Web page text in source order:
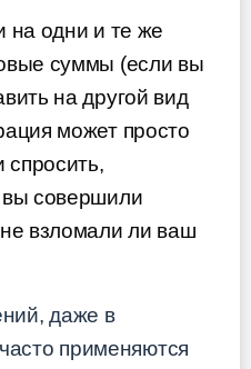
на одни и те же
суммы (если вы
на другой вид
может просто
спросить,
вы совершили
взломали ли ваш
даже в
применяются